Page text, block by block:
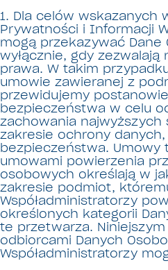
1. Dla celów wskazanych
Prywatności i Informacji
mogą przekazywać Dane
wyłącznie, gdy
prawa. W takim
umowie zawieranej z
przewidujemy
bezpieczeństwa w celu
zachowania najwyższych
zakresie ochrony
bezpieczeństwa. Umowy
umowami powierzenia
osobowych określają w
zakresie podmiot,
Współadministratorzy
określonych kategorii
te przetwarza.
odbiorcami Danych
Współadministratorzy